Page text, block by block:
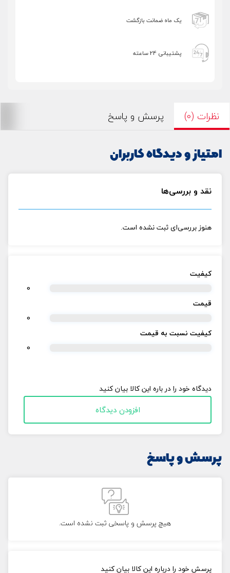
یک ماه ضمانت بازگشت
پشتیبانی 24 ساعته
نظرات (0) پرسش و پاسخ
امتیاز و دیدگاه کاربران
کیفیت
0
قیمت
0
کیفیت نسبت به قیمت
0
دیدگاه خود را در باره این کالا بیان کنید
افزودن دیدگاه
نقد و بررسی‌ها
هنوز بررسی‌ای ثبت نشده است.
پرسش و پاسخ
هیچ پرسش و پاسخی ثبت نشده است.
پرسش خود را درباره این کالا بیان کنید
ارسال